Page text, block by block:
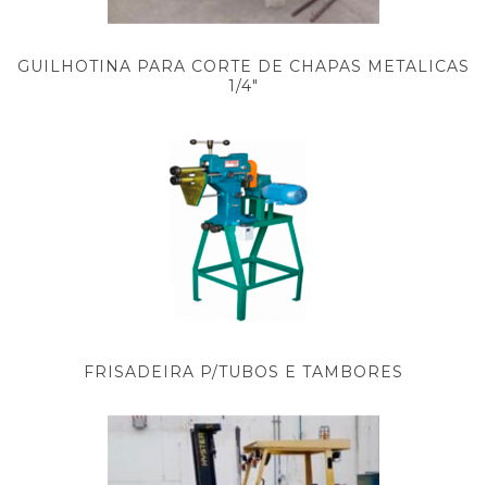
GUILHOTINA PARA CORTE DE CHAPAS METALICAS
1/4"
FRISADEIRA P/TUBOS E TAMBORES